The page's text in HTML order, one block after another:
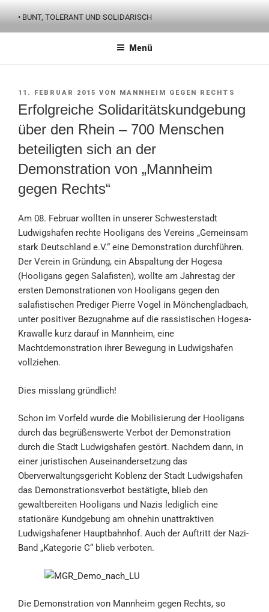
Inhalt
springen
• BUNT, TOLERANT UND SOLIDARISCH
Menü
VERÖFFENTLICHT
11. FEBRUAR 2015 VON MANNHEIM GEGEN RECHTS
Erfolgreiche Solidaritätskundgebung
über den Rhein – 700 Menschen
beteiligten sich an der
Demonstration von „Mannheim
gegen Rechts“
Am 08. Februar wollten in unserer Schwesterstadt
Ludwigshafen rechte Hooligans des Vereins „Gemeinsam
stark Deutschland e.V.“ eine Demonstration durchführen.
Der Verein in Gründung, ein Abspaltung der Hogesa
(Hooligans gegen Salafisten), wollte am Jahrestag der
ersten Demonstrationen von Hooligans gegen den
salafistischen Prediger Pierre Vogel in Mönchengladbach,
unter positiver Bezugnahme auf die rassistischen Hogesa-
Krawalle kurz darauf in Mannheim, eine
Machtdemonstration ihrer Bewegung in Ludwigshafen
vollziehen.
Dies misslang gründlich!
Schon im Vorfeld wurde die Mobilisierung der Hooligans
durch das begrüßenswerte Verbot der Demonstration
durch die Stadt Ludwigshafen gestört. Nachdem dann, in
einer juristischen Auseinandersetzung das
Oberverwaltungsgericht Koblenz der Stadt Ludwigshafen
das Demonstrationsverbot bestätigte, blieb den
gewaltbereiten Hooligans und Nazis lediglich eine
stationäre Kundgebung am ohnehin unattraktiven
Ludwigshafener Hauptbahnhof. Auch der Auftritt der Nazi-
Band „Kategorie C“ blieb verboten.
Die Demonstration von Mannheim gegen Rechts, so